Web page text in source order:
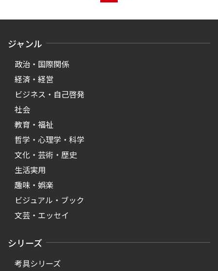
ジャンル
政治・国際関係
経済・経営
ビジネス・自己啓発
社会
教育・福祉
哲学・心理学・科学
文化・芸術・歴史
生活実用
趣味・娯楽
ビジュアル・ブック
文芸・エッセイ
シリーズ
考具シリーズ